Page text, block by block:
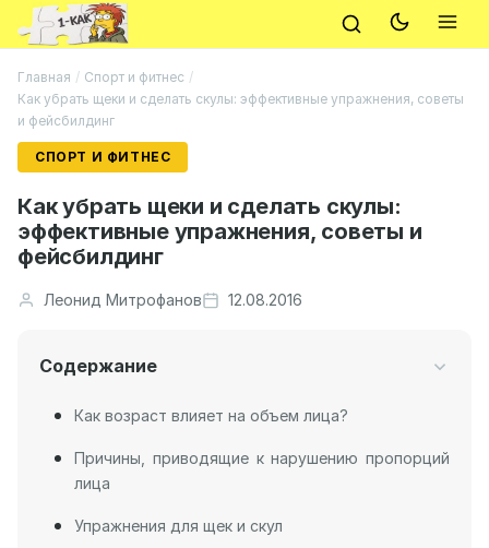
Главная / Спорт и фитнес /
Как убрать щеки и сделать скулы: эффективные упражнения, советы
и фейсбилдинг
СПОРТ И ФИТНЕС
Как убрать щеки и сделать скулы:
эффективные упражнения, советы и
фейсбилдинг
Леонид Митрофанов 12.08.2016
Содержание
Как возраст влияет на объем лица?
Причины, приводящие к нарушению пропорций
лица
Упражнения для щек и скул